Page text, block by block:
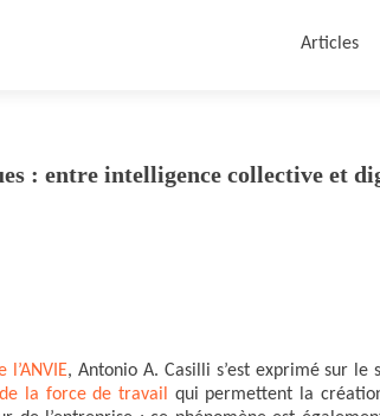
Articles
: entre intelligence collective et
, Antonio A. Casilli s’est exprimé sur le
la force de travail
qui permettent la